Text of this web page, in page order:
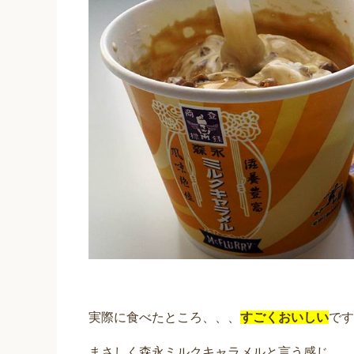
実際に食べたところ、、、 すごくおいしいで